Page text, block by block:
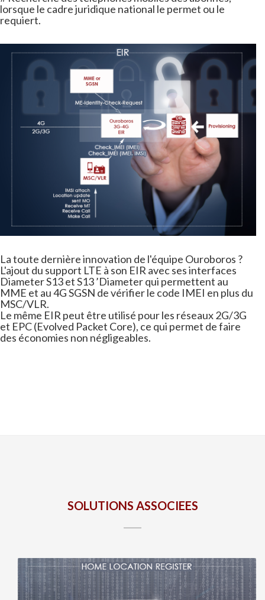
lorsque le cadre juridique national le permet ou le
requiert.
La toute dernière innovation de l'équipe Ouroboros ?
L'ajout du support LTE à son EIR avec ses interfaces
Diameter S13 et S13 ’Diameter qui permettent au
MME et au 4G SGSN de vérifier le code IMEI en plus du
MSC/VLR.
Le même EIR peut être utilisé pour les réseaux 2G/3G
et EPC (Evolved Packet Core), ce qui permet de faire
des économies non négligeables.
SOLUTIONS ASSOCIEES